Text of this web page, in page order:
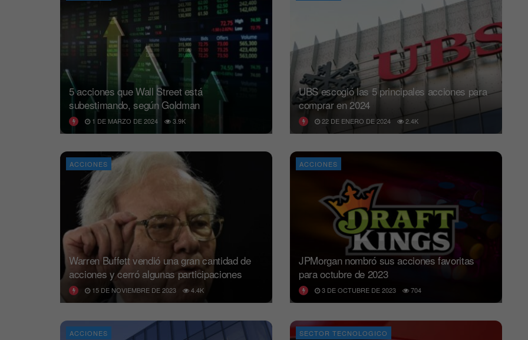
5 acciones que Wall Street está
subestimando, según Goldman
1 DE MARZO DE 2024 3.9K
UBS escogió las 5 principales acciones para
comprar en 2024
22 DE ENERO DE 2024 2.4K
ACCIONES
Warren Buffett vendió una gran cantidad de
acciones y cerró algunas participaciones
15 DE NOVIEMBRE DE 2023 4.4K
ACCIONES
JPMorgan nombró sus acciones favoritas
para octubre de 2023
3 DE OCTUBRE DE 2023 704
ACCIONES SECTOR TECNOLOGICO